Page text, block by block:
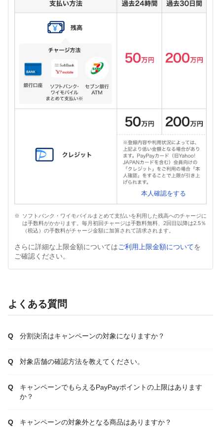
本人確認をする
ソフトバンク・ワイモバイルまとめて支払いを利用した残高へのチャージに
は手数料がかかります。毎月初回チャージは手数料無料、2回目以降は2.5％
（税込）の手数料がチャージ金額に加算されて請求されます。
さらに詳細な上限金額についてはご利用上限金額についてを
ご確認ください。
よくある質問
分割決済はキャンペーンの対象になりますか？
対象店舗の確認方法を教えてください。
キャンペーンでもらえるPayPayポイントの上限はあります
か？
キャンペーンの対象外となる商品はありますか？